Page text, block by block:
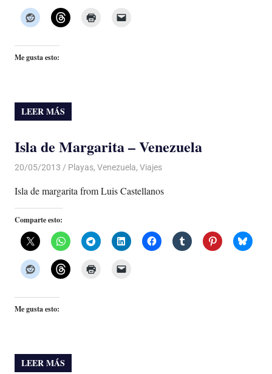
Me gusta esto:
LEER MÁS
Isla de Margarita – Venezuela
20/05/2013 Luis Castellanos
Playas, Venezuela, Viajes
Isla de margarita from Luis Castellanos
Comparte esto:
Me gusta esto:
LEER MÁS